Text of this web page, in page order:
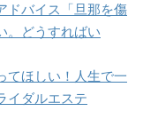
ドバイス「旦那を傷
。どうすればい
てほしい！人生で一
イダルエステ